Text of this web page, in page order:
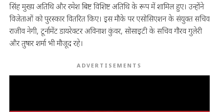
सिंह मुख्य अतिथि और रमेश बिष्ट विशिष्ट अतिथि के रूप में शामिल हुए। उन्होंने
विजेताओं को पुरस्कार वितरित किए। इस मौके पर एसोसिएशन के संयुक्त सचिव
राजीव नेगी, टूर्नामेंट डायरेक्टर अविनाश कुंवर, सोसाइटी के सचिव गौरव गुलेरी
और तुषार शर्मा भी मौजूद रहे।
ADVERTISEMENTS